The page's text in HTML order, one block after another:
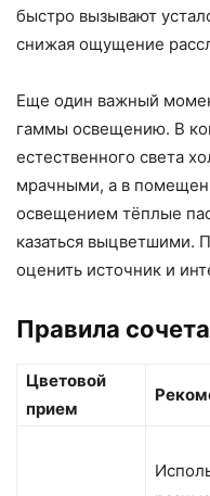
быстро вызывают
снижая ощущение
Еще один важный
гаммы освещению. В
естественного света
мрачными, а в
освещением тёплые
казаться выцветшими.
оценить источник и
Правила
Цветовой
прием